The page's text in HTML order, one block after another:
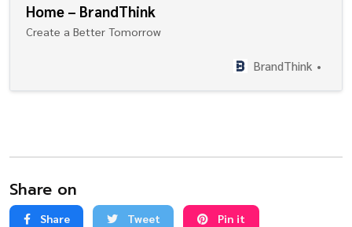
Home – BrandThink
Create a Better Tomorrow
BrandThink
Share on
Share Tweet Pin it